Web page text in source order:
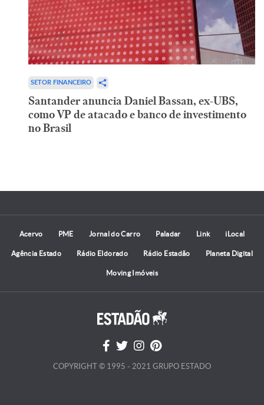
SETOR FINANCEIRO
Santander anuncia Daniel Bassan, ex-UBS,
como VP de atacado e banco de investimento
no Brasil
Acervo PME Jornal do Carro Paladar Link iLocal
Agência Estado Rádio Eldorado Rádio Estadão Planeta Digital
Moving Imóveis
COPYRIGHT © 1995 - 2021 GRUPO ESTADO